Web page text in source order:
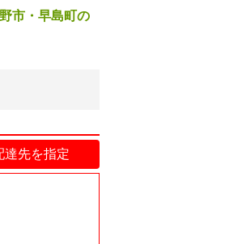
市・早島町の
達先を指定